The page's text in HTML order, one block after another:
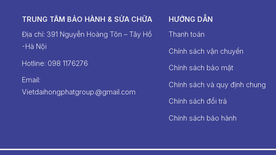
TRUNG TÂM BẢO HÀNH & SỬA CHỮA
Địa chỉ: 391 Nguyễn Hoàng Tôn – Tây Hồ
-Hà Nội
Hotline: ‭098 1176276‬
Email:
Vietdaihongphatgroup.@gmail.com
HƯỚNG DẪN
Thanh toán
Chính sách vận chuyển
Chính sách bảo mật
Chính sách và quy định chung
Chính sách đổi trả
Chính sách bảo hành